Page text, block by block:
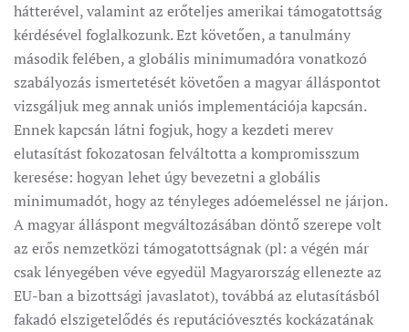
hátterével, valamint az erőteljes amerikai támogatottság
kérdésével foglalkozunk. Ezt követően, a tanulmány
második felében, a globális minimumadóra vonatkozó
szabályozás ismertetését követően a magyar álláspontot
vizsgáljuk meg annak uniós implementációja kapcsán.
Ennek kapcsán látni fogjuk, hogy a kezdeti merev
elutasítást fokozatosan felváltotta a kompromisszum
keresése: hogyan lehet úgy bevezetni a globális
minimumadót, hogy az tényleges adóemeléssel ne járjon.
A magyar álláspont megváltozásában döntő szerepe volt
az erős nemzetközi támogatottságnak (pl: a végén már
csak lényegében véve egyedül Magyarország ellenezte az
EU-ban a bizottsági javaslatot), továbbá az elutasításból
fakadó elszigetelődés és reputációvesztés kockázatának